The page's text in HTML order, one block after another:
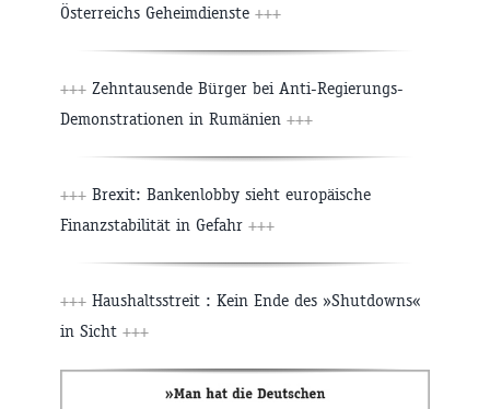
Österreichs Geheimdienste +++
+++ Zehntausende Bürger bei Anti-Regierungs-
Demonstrationen in Rumänien +++
+++ Brexit: Bankenlobby sieht europäische
Finanzstabilität in Gefahr +++
+++ Haushaltsstreit : Kein Ende des »Shutdowns«
in Sicht +++